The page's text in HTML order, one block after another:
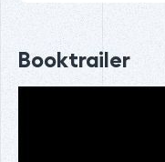
Booktrailer